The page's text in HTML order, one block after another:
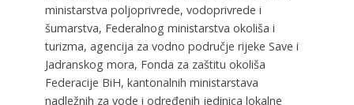
ministarstva poljoprivrede, vodoprivrede i
šumarstva, Federalnog ministarstva okoliša i
turizma, agencija za vodno područje rijeke Save i
Jadranskog mora, Fonda za zaštitu okoliša
Federacije BiH, kantonalnih ministarstava
nadležnih za vode i određenih jedinica lokalne